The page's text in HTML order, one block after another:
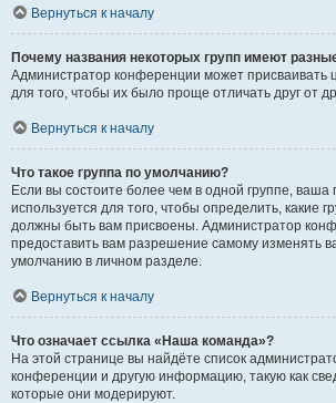
Вернуться к началу
Почему названия некоторых групп имеют
Администратор конференции может присваивать
для того, чтобы их было проще отличать друг от
Вернуться к началу
Что такое группа по умолчанию?
Если вы состоите более чем в одной группе, ваша
используется для того, чтобы определить, какие
должны быть вам присвоены. Администратор
предоставить вам разрешение самому изменять
умолчанию в личном разделе.
Вернуться к началу
Что означает ссылка «Наша команда»?
На этой странице вы найдёте список
конференции и другую информацию, такую как
которые они модерируют.